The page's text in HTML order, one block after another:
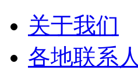
关于我们
各地联系人